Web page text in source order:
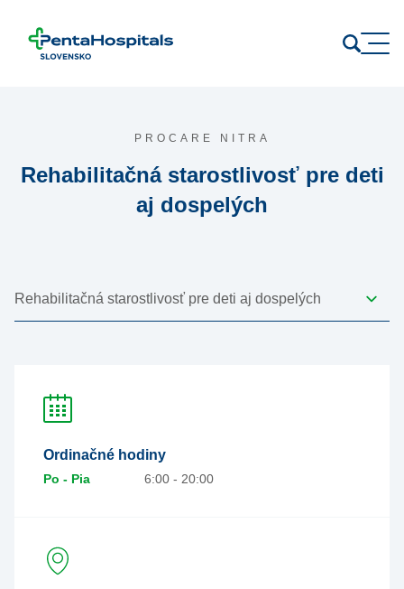
PROCARE NITRA
Rehabilitačná starostlivosť pre deti
aj dospelých
Ordinačné hodiny
Po - Pia 6:00 - 20:00